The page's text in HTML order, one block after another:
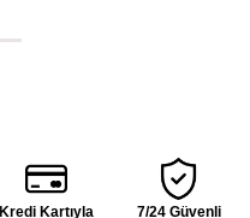
Kredi Kartıyla
7/24 Güvenli